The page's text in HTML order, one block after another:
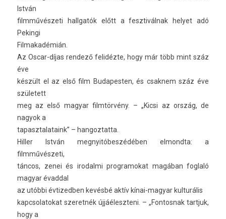
István
filmművészeti hallgatók előtt a fesztivál­nak helyet adó
Pekin­gi
Fil­makadémián.
Az Oscar-díjas re­ndező felidézte, hogy már több mint száz
éve
készült el az első film Budapest­en, és csak­nem száz éve
született
meg az első magyar filmtörvény. – „Kicsi az ország, de
nagyok a
tapasztalataink” – han­goz­tatta.
Hill­er István meg­nyitóbes­zédéb­en el­mondta: a
filmművészeti,
táncos, zenei és ir­odal­mi pro­gramokat magában fogl­aló
magyar évadd­al
az utóbbi évtizedb­en kevésbé aktív kínai-magyar kul­turális
kapcsolatokat szeret­nék újjáéleszteni. – „Fon­tosnak tartjuk,
hogy a